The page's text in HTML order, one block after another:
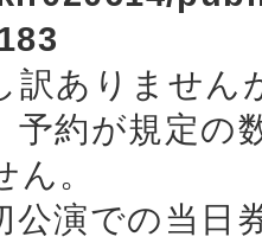
訳ありません
予約が規定の
ん。
公演での当日